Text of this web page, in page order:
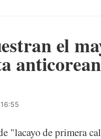
el
"lacayo de primera